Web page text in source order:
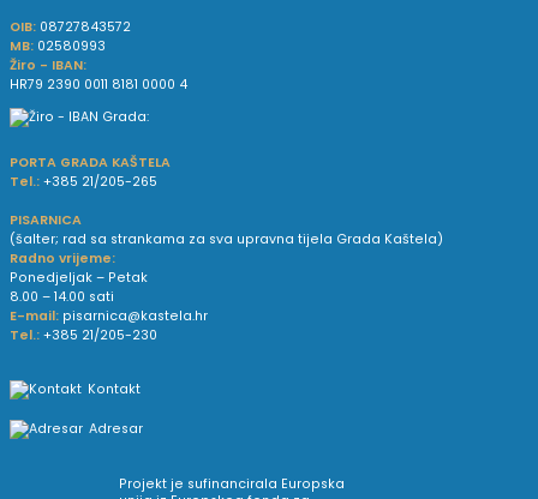
OIB: 08727843572
MB: 02580993
Žiro - IBAN:
HR79 2390 0011 8181 0000 4
PORTA GRADA KAŠTELA
Tel.: +385 21/205-265
PISARNICA
(šalter; rad sa strankama za sva upravna tijela Grada Kaštela)
Radno vrijeme:
Ponedjeljak – Petak
8.00 – 14.00 sati
E-mail: pisarnica@kastela.hr
Tel.: +385 21/205-230
Kontakt
Adresar
Projekt je sufinancirala Europska